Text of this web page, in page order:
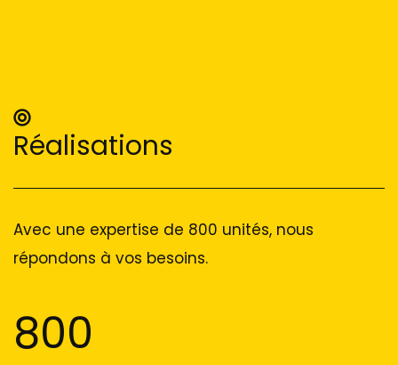
Réalisations
Avec une expertise de 800 unités, nous
répondons à vos besoins.
800